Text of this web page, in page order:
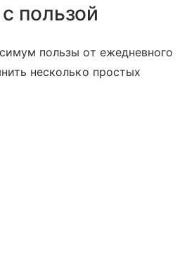
пользой
пользы от ежедневного
несколько простых